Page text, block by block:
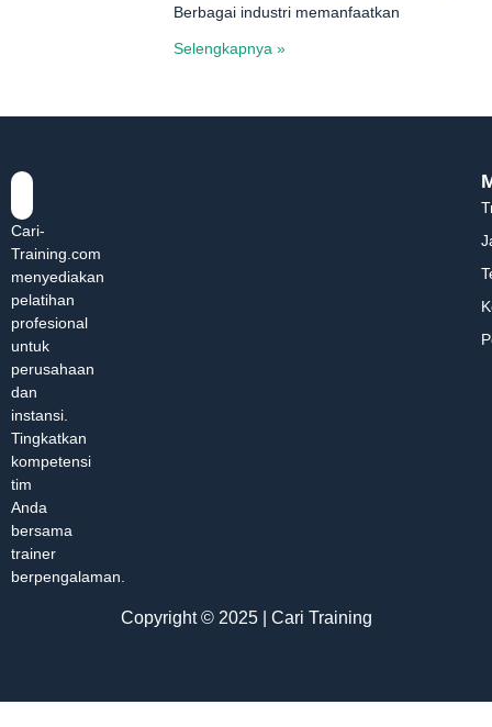
Berbagai industri memanfaatkan
Selengkapnya »
Cari-
Training.com
menyediakan
pelatihan
profesional
untuk
perusahaan
dan
instansi.
Tingkatkan
kompetensi
tim
Anda
bersama
trainer
berpengalaman.
Copyright © 2025 | Cari Training